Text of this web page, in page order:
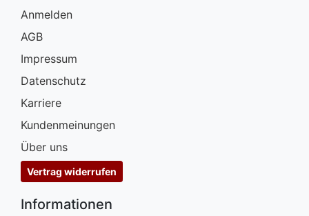
Anmelden
AGB
Impressum
Datenschutz
Karriere
Kundenmeinungen
Über uns
Vertrag widerrufen
Informationen